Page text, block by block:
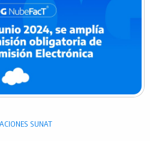
SUNAT